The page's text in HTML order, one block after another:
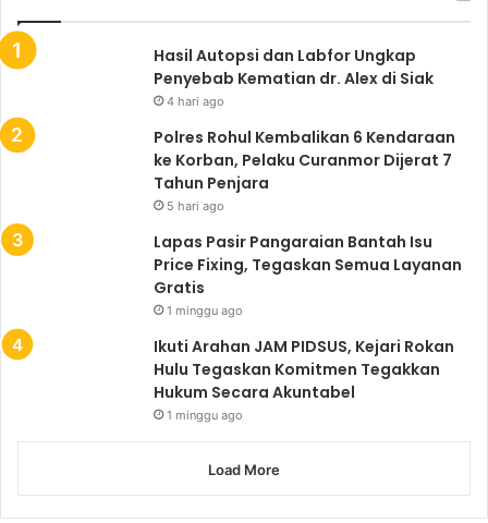
Hasil Autopsi dan Labfor Ungkap
Penyebab Kematian dr. Alex di Siak
4 hari ago
Polres Rohul Kembalikan 6 Kendaraan
ke Korban, Pelaku Curanmor Dijerat 7
Tahun Penjara
5 hari ago
Lapas Pasir Pangaraian Bantah Isu
Price Fixing, Tegaskan Semua Layanan
Gratis
1 minggu ago
Ikuti Arahan JAM PIDSUS, Kejari Rokan
Hulu Tegaskan Komitmen Tegakkan
Hukum Secara Akuntabel
1 minggu ago
Load More